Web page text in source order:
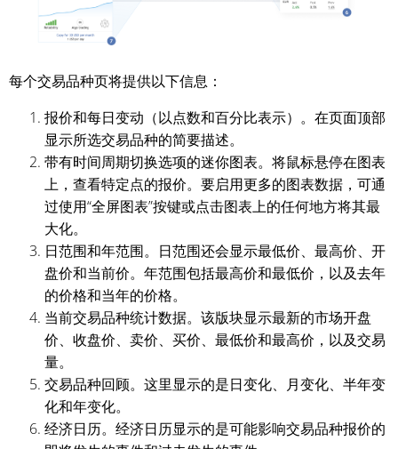
每个交易品种页将提供以下信息：
报价和每日变动（以点数和百分比表示）。在页面顶部
显示所选交易品种的简要描述。
带有时间周期切换选项的迷你图表。将鼠标悬停在图表
上，查看特定点的报价。要启用更多的图表数据，可通
过使用“全屏图表”按键或点击图表上的任何地方将其最
大化。
日范围和年范围。日范围还会显示最低价、最高价、开
盘价和当前价。年范围包括最高价和最低价，以及去年
的价格和当年的价格。
当前交易品种统计数据。该版块显示最新的市场开盘
价、收盘价、卖价、买价、最低价和最高价，以及交易
量。
交易品种回顾。这里显示的是日变化、月变化、半年变
化和年变化。
经济日历。经济日历显示的是可能影响交易品种报价的